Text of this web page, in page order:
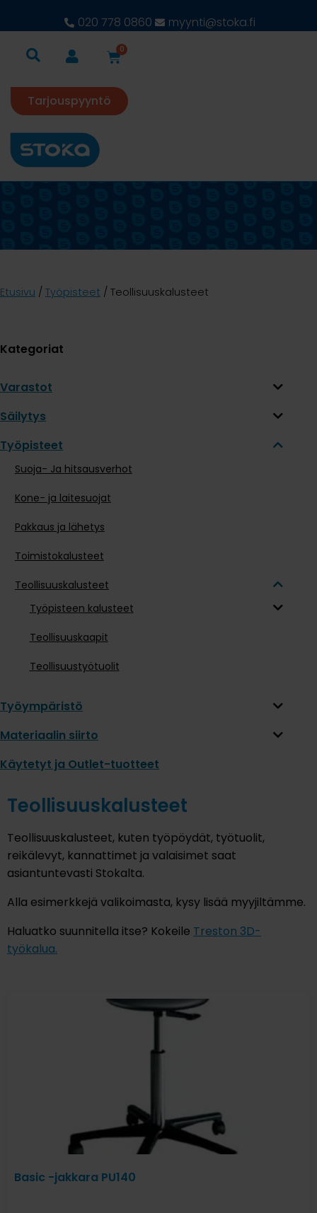
020 778 0860 myynti@stoka.fi
0
Tarjouspyyntö
Etusivu / Työpisteet / Teollisuuskalusteet
Kategoriat
Varastot
Säilytys
Työpisteet
Suoja- Ja hitsausverhot
Kone- ja laitesuojat
Pakkaus ja lähetys
Toimistokalusteet
Teollisuuskalusteet
Työpisteen kalusteet
Teollisuuskaapit
Teollisuustyötuolit
Työympäristö
Materiaalin siirto
Käytetyt ja Outlet-tuotteet
Teollisuuskalusteet
Teollisuuskalusteet, kuten työpöydät, työtuolit,
reikälevyt, kannattimet ja valaisimet saat
asiantuntevasti Stokalta.
Alla esimerkkejä valikoimasta, kysy lisää myyjiltämme.
Haluatko suunnitella itse? Kokeile Treston 3D-
työkalua.
Basic -jakkara PU140